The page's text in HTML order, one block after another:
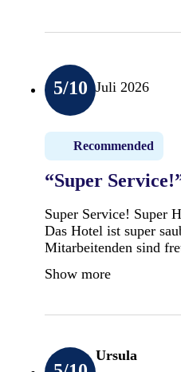
5/10 Juli 2026
Recommended
“Super
Super Service! Super
Das Hotel ist super
Mitarbeitenden sind
Show more
Ursula